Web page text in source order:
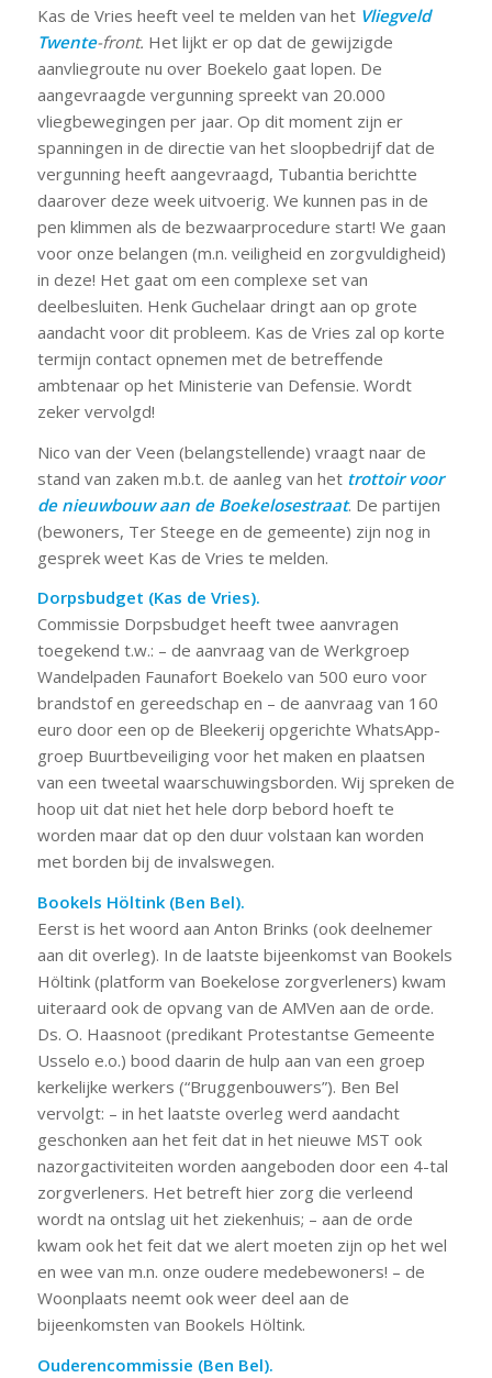
Kas de Vries heeft veel te melden van het Vliegveld
Twente-front. Het lijkt er op dat de gewijzigde
aanvliegroute nu over Boekelo gaat lopen. De
aangevraagde vergunning spreekt van 20.000
vliegbewegingen per jaar. Op dit moment zijn er
spanningen in de directie van het sloopbedrijf dat de
vergunning heeft aangevraagd, Tubantia berichtte
daarover deze week uitvoerig. We kunnen pas in de
pen klimmen als de bezwaarprocedure start! We gaan
voor onze belangen (m.n. veiligheid en zorgvuldigheid)
in deze! Het gaat om een complexe set van
deelbesluiten. Henk Guchelaar dringt aan op grote
aandacht voor dit probleem. Kas de Vries zal op korte
termijn contact opnemen met de betreffende
ambtenaar op het Ministerie van Defensie. Wordt
zeker vervolgd!
Nico van der Veen (belangstellende) vraagt naar de
stand van zaken m.b.t. de aanleg van het trottoir voor
de nieuwbouw aan de Boekelosestraat. De partijen
(bewoners, Ter Steege en de gemeente) zijn nog in
gesprek weet Kas de Vries te melden.
Dorpsbudget (Kas de Vries).
Commissie Dorpsbudget heeft twee aanvragen
toegekend t.w.: – de aanvraag van de Werkgroep
Wandelpaden Faunafort Boekelo van 500 euro voor
brandstof en gereedschap en – de aanvraag van 160
euro door een op de Bleekerij opgerichte WhatsApp-
groep Buurtbeveiliging voor het maken en plaatsen
van een tweetal waarschuwingsborden. Wij spreken de
hoop uit dat niet het hele dorp bebord hoeft te
worden maar dat op den duur volstaan kan worden
met borden bij de invalswegen.
Bookels Höltink (Ben Bel).
Eerst is het woord aan Anton Brinks (ook deelnemer
aan dit overleg). In de laatste bijeenkomst van Bookels
Höltink (platform van Boekelose zorgverleners) kwam
uiteraard ook de opvang van de AMVen aan de orde.
Ds. O. Haasnoot (predikant Protestantse Gemeente
Usselo e.o.) bood daarin de hulp aan van een groep
kerkelijke werkers (“Bruggenbouwers”). Ben Bel
vervolgt: – in het laatste overleg werd aandacht
geschonken aan het feit dat in het nieuwe MST ook
nazorgactiviteiten worden aangeboden door een 4-tal
zorgverleners. Het betreft hier zorg die verleend
wordt na ontslag uit het ziekenhuis; – aan de orde
kwam ook het feit dat we alert moeten zijn op het wel
en wee van m.n. onze oudere medebewoners! – de
Woonplaats neemt ook weer deel aan de
bijeenkomsten van Bookels Höltink.
Ouderencommissie (Ben Bel).